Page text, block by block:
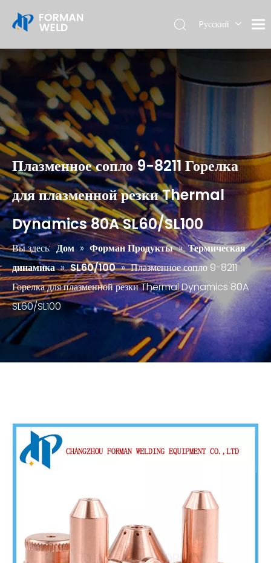
Pусский
Плазменное сопло 9-8211 Горелка
для плазменной резки Thermal
Dynamics 80A SL60/SL100
Вы здесь: Дом » Форман Продукты » Термическая
динамика » SL60/100 » Плазменное сопло 9-8211
Горелка для плазменной резки Thermal Dynamics 80A
SL60/SL100